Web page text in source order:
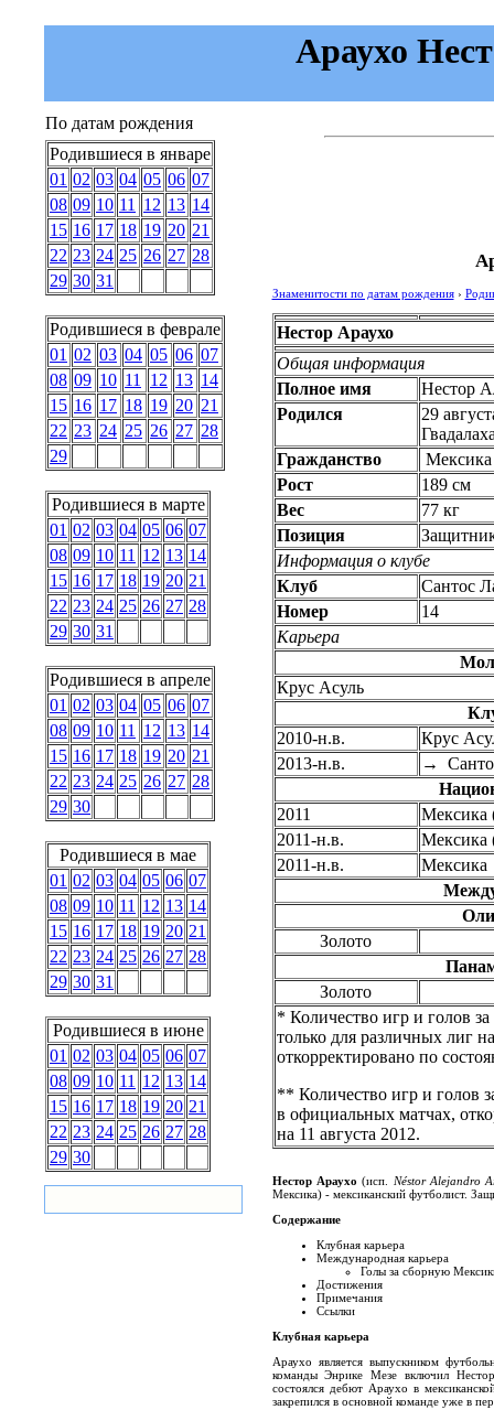
Араухо
По датам рождения
Родившиеся в январе
01 02 03 04 05 06 07
08 09 10 11 12 13 14
15 16 17 18 19 20 21
22 23 24 25 26 27 28
29 30 31
Родившиеся в феврале
01 02 03 04 05 06 07
08 09 10 11 12 13 14
15 16 17 18 19 20 21
22 23 24 25 26 27 28
29
Родившиеся в марте
01 02 03 04 05 06 07
08 09 10 11 12 13 14
15 16 17 18 19 20 21
22 23 24 25 26 27 28
29 30 31
Родившиеся в апреле
01 02 03 04 05 06 07
08 09 10 11 12 13 14
15 16 17 18 19 20 21
22 23 24 25 26 27 28
29 30
Родившиеся в мае
01 02 03 04 05 06 07
08 09 10 11 12 13 14
15 16 17 18 19 20 21
22 23 24 25 26 27 28
29 30 31
Родившиеся в июне
01 02 03 04 05 06 07
08 09 10 11 12 13 14
15 16 17 18 19 20 21
22 23 24 25 26 27 28
29 30
Знаменитости по датам рождения›
Нестор Араухо
Общая информация
Полное имя
Нестор
Родился
29
Гражданство
Мексика
Рост
189 см
Вес
77 кг
Позиция
Информация о клубе
Клуб
Сантос
Номер
14
Карьера
Крус Асуль
2010-н.в.
Крус
2013-н.в.
→
2011
Мексика
2011-н.в.
Мексика
2011-н.в.
Мексика
Золото
Золото
* Количество игр и голов
только для различных лиг
откорректировано по
** Количество игр и голов
в официальных матчах,
на 11 августа 2012.
Нестор Араухо (исп.
Néstor Alejandro
Мексика) - мексиканский футболист.
Содержание
Клубная карьера
Международная карьера
Голы за сборную
Достижения
Примечания
Ссылки
Клубная карьера
Араухо является выпускником
команды Энрике Мезе включил
состоялся дебют Араухо в
закрепился в основной команде уже в